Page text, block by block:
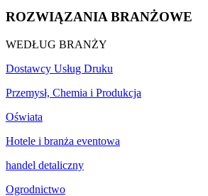
ROZWIĄZANIA BRANŻOWE
WEDŁUG BRANŻY
Dostawcy Usług Druku
Przemysł, Chemia i Produkcja
Oświata
Hotele i branża eventowa
handel detaliczny
Ogrodnictwo